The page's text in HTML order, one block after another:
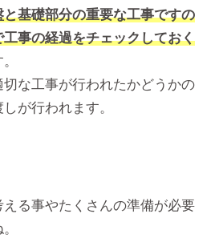
基礎部分の重要な工事ですの
事の経過をチェックしておく
な工事が行われたかどうかの
が行われます。
る事やたくさんの準備が必要